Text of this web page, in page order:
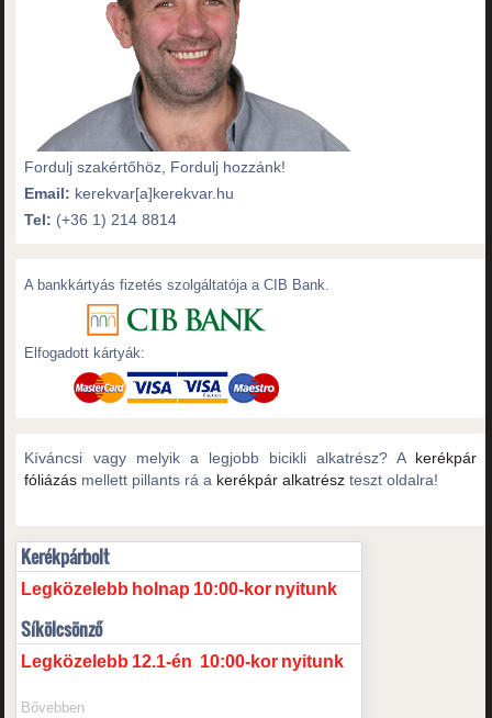
Fordulj szakértőhöz, Fordulj hozzánk!
Email: kerekvar[a]kerekvar.hu
Tel: (+36 1) 214 8814
A bankkártyás fizetés szolgáltatója a CIB Bank.
Elfogadott kártyák:
Kíváncsi vagy melyik a legjobb bicikli alkatrész? A kerékpár
fóliázás mellett pillants rá a kerékpár alkatrész teszt oldalra!
Kerékpárbolt
Legközelebb holnap 10:00-kor nyitunk
Síkölcsönző
Legközelebb 12.1-én 10:00-kor nyitunk
Bővebben